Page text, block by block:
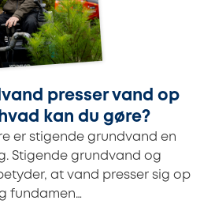
presser vand op
kan du gøre?
er stigende grundvand en
Stigende grundvand og
at vand presser sig op
fundamen…